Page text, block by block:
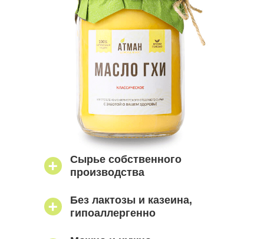
Сырье собственного
производства
Без лактозы и казеина,
гипоаллергенно